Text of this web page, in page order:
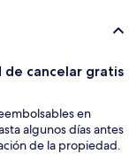
cancelar gratis
en
algunos días antes
de la propiedad.